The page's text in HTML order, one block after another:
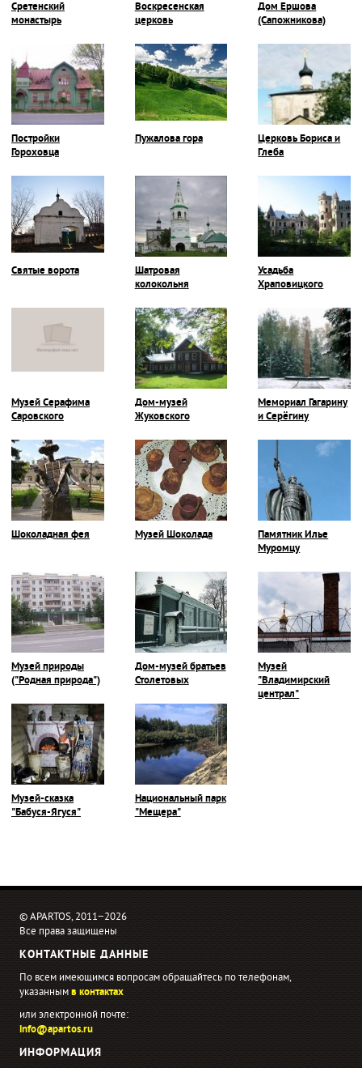
Сретенский
монастырь
Воскресенская
церковь
Дом Ершова
(Сапожникова)
Постройки
Гороховца
Пужалова гора
Церковь Бориса и
Глеба
Святые ворота
Шатровая
колокольня
Усадьба
Храповицкого
Музей Серафима
Саровского
Дом-музей
Жуковского
Мемориал Гагарину
и Серёгину
Шоколадная фея Музей Шоколада
Памятник Илье
Муромцу
Музей природы
("Родная природа")
Дом-музей братьев
Столетовых
Музей
"Владимирский
централ"
Музей-сказка
"Бабуся-Ягуся"
Национальный парк
"Мещера"
© APARTOS, 2011−2026
Все права защищены
КОНТАКТНЫЕ ДАННЫЕ
По всем имеющимся вопросам обращайтесь по телефонам,
указаннымв контактах
или электронной почте:
info@apartos.ru
ИНФОРМАЦИЯ